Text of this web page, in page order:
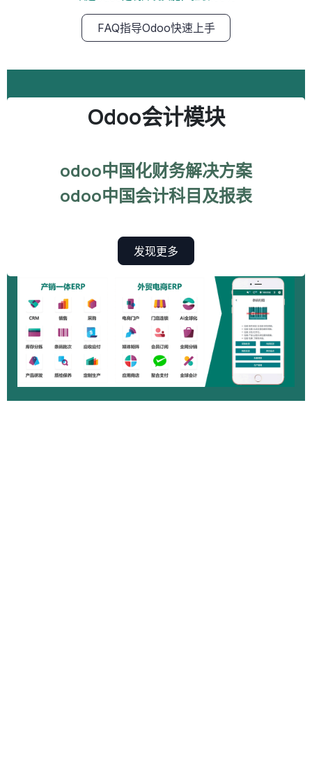
FAQ指导Odoo快速上手
Odoo会计模块
odoo中国化财务解决方案
odoo中国会计科目及报表
发现更多